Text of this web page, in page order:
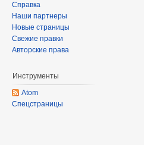
Справка
Наши партнеры
Новые страницы
Свежие правки
Авторские права
Инструменты
Atom
Спецстраницы